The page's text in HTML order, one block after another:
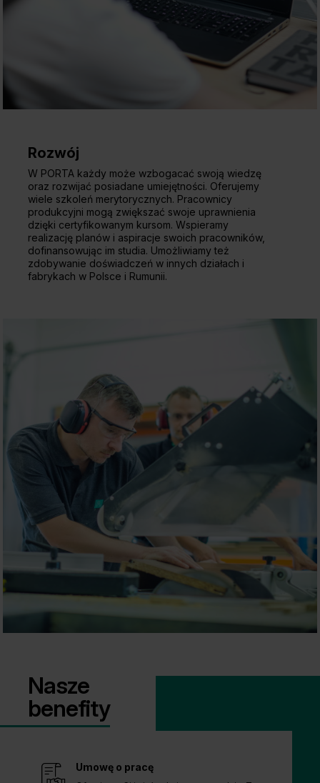
Rozwój
W PORTA każdy może wzbogacać swoją wiedzę
oraz rozwijać posiadane umiejętności. Oferujemy
wiele szkoleń merytorycznych. Pracownicy
produkcyjni mogą zwiększać swoje uprawnienia
dzięki certyfikowanym kursom. Wspieramy
realizację planów i aspiracje swoich pracowników,
dofinansowując im studia. Umożliwiamy też
zdobywanie doświadczeń w innych działach i
fabrykach w Polsce i Rumunii.
Nasze
benefity
Umowę o pracę